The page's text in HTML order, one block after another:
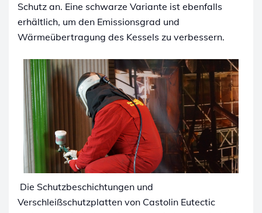
Schutz an. Eine schwarze Variante ist ebenfalls
erhältlich, um den Emissionsgrad und
Wärmeübertragung des Kessels zu verbessern.
Die Schutzbeschichtungen und
Verschleißschutzplatten von Castolin Eutectic